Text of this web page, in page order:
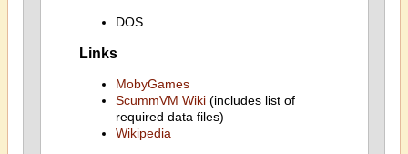
DOS
Links
MobyGames
ScummVM Wiki(includes list of
required data files)
Wikipedia